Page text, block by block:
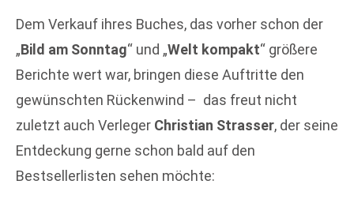
Dem Verkauf ihres Buches, das vorher schon der
„Bild am Sonntag“ und „Welt kompakt“ größere
Berichte wert war, bringen diese Auftritte den
gewünschten Rückenwind – das freut nicht
zuletzt auch Verleger Christian Strasser, der seine
Entdeckung gerne schon bald auf den
Bestsellerlisten sehen möchte: